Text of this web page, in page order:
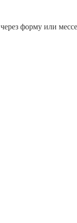
через форму или